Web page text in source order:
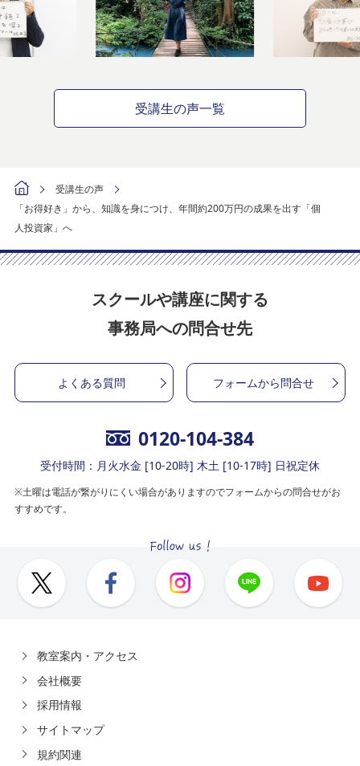
受講生の声一覧
受講生の声
「お得好き」から、知識を身につけ、年間約200万円の成果を出す「個
人投資家」へ
スクールや講座に関する
事務局への問合せ先
よくある質問 フォームから問合せ
0120-104-384
受付時間：月火水金 [10-20時] 木土 [10-17時] 日祝定休
※土曜は電話が繋がりにくい場合がありますのでフォームからの問合せがお
すすめです。
教室案内・アクセス
会社概要
採用情報
サイトマップ
規約関連